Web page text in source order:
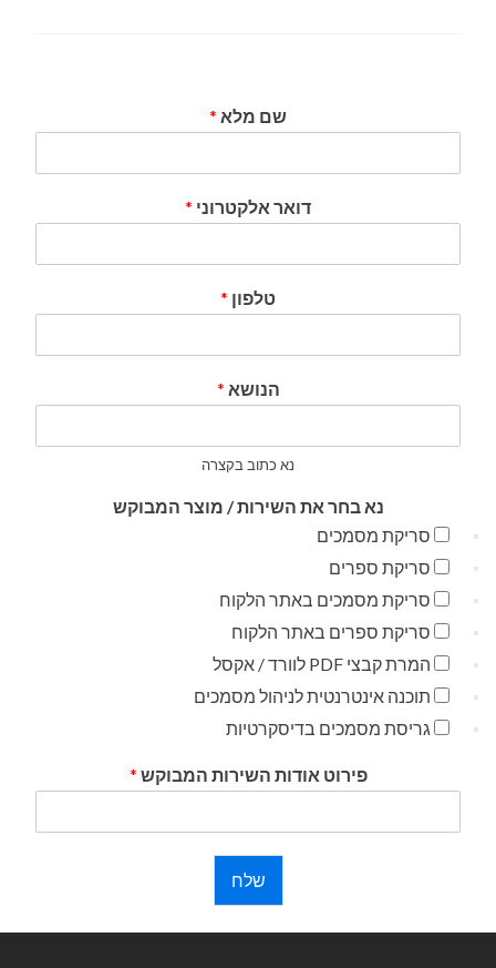
שם מלא *
דואר אלקטרוני *
טלפון *
הנושא *
נא כתוב בקצרה
נא בחר את השירות / מוצר המבוקש
סריקת מסמכים
סריקת ספרים
סריקת מסמכים באתר הלקוח
סריקת ספרים באתר הלקוח
המרת קבצי PDF לוורד / אקסל
תוכנה אינטרנטית לניהול מסמכים
גריסת מסמכים בדיסקרטיות
פירוט אודות השירות המבוקש *
שלח